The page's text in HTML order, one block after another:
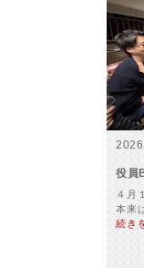
役員
４月
本来
続き